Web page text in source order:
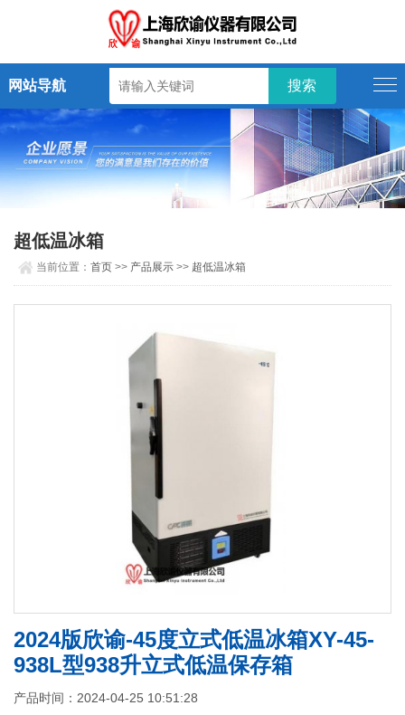
网站导航
超低温冰箱
当前位置：首页 >> 产品展示 >> 超低温冰箱
2024版欣谕-45度立式低温冰箱XY-45-
938L型938升立式低温保存箱
产品时间：2024-04-25 10:51:28